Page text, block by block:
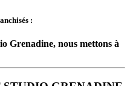
:
Grenadine, nous mettons à
photographes, voici ce